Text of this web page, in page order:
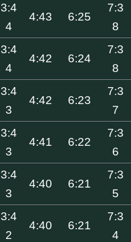
3:4
4
4:43 6:25
7:3
8
3:4
4
4:42 6:24
7:3
8
3:4
3
4:42 6:23
7:3
7
3:4
3
4:41 6:22
7:3
6
3:4
3
4:40 6:21
7:3
5
3:4
2
4:40 6:21
7:3
4